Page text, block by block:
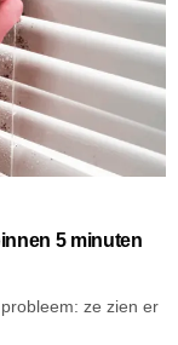
5 minuten
ze zien er